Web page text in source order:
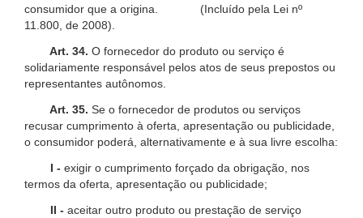
consumidor que a origina. (Incluído pela Lei nº
11.800, de 2008).
Art. 34. O fornecedor do produto ou serviço é
solidariamente responsável pelos atos de seus prepostos ou
representantes autônomos.
Art. 35. Se o fornecedor de produtos ou serviços
recusar cumprimento à oferta, apresentação ou publicidade,
o consumidor poderá, alternativamente e à sua livre escolha:
I - exigir o cumprimento forçado da obrigação, nos
termos da oferta, apresentação ou publicidade;
II - aceitar outro produto ou prestação de serviço